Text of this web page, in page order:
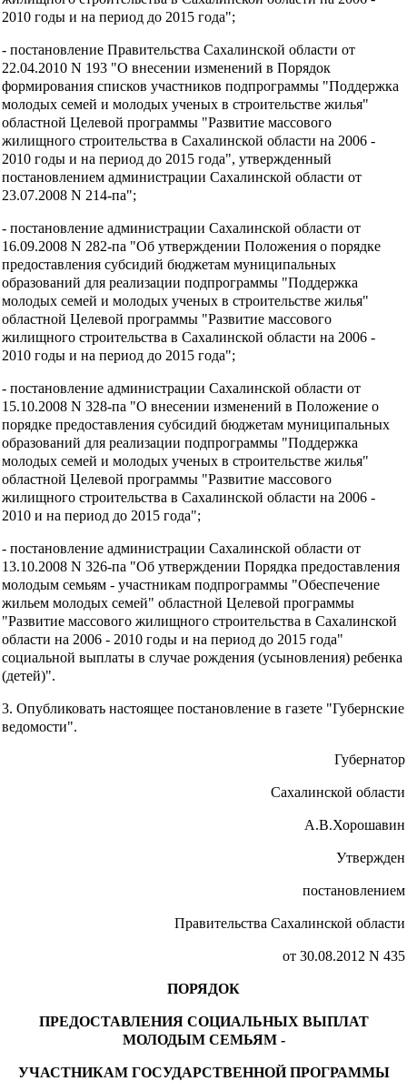
2010 годы и на период до 2015 года";
- постановление Правительства Сахалинской области от
22.04.2010 N 193 "О внесении изменений в Порядок
формирования списков участников подпрограммы "Поддержка
молодых семей и молодых ученых в строительстве жилья"
областной Целевой программы "Развитие массового
жилищного строительства в Сахалинской области на 2006 -
2010 годы и на период до 2015 года", утвержденный
постановлением администрации Сахалинской области от
23.07.2008 N 214-па";
- постановление администрации Сахалинской области от
16.09.2008 N 282-па "Об утверждении Положения о порядке
предоставления субсидий бюджетам муниципальных
образований для реализации подпрограммы "Поддержка
молодых семей и молодых ученых в строительстве жилья"
областной Целевой программы "Развитие массового
жилищного строительства в Сахалинской области на 2006 -
2010 годы и на период до 2015 года";
- постановление администрации Сахалинской области от
15.10.2008 N 328-па "О внесении изменений в Положение о
порядке предоставления субсидий бюджетам муниципальных
образований для реализации подпрограммы "Поддержка
молодых семей и молодых ученых в строительстве жилья"
областной Целевой программы "Развитие массового
жилищного строительства в Сахалинской области на 2006 -
2010 и на период до 2015 года";
- постановление администрации Сахалинской области от
13.10.2008 N 326-па "Об утверждении Порядка предоставления
молодым семьям - участникам подпрограммы "Обеспечение
жильем молодых семей" областной Целевой программы
"Развитие массового жилищного строительства в Сахалинской
области на 2006 - 2010 годы и на период до 2015 года"
социальной выплаты в случае рождения (усыновления) ребенка
(детей)".
3. Опубликовать настоящее постановление в газете "Губернские
ведомости".
Губернатор
Сахалинской области
А.В.Хорошавин
Утвержден
постановлением
Правительства Сахалинской области
от 30.08.2012 N 435
ПОРЯДОК
ПРЕДОСТАВЛЕНИЯ СОЦИАЛЬНЫХ ВЫПЛАТ
МОЛОДЫМ СЕМЬЯМ -
УЧАСТНИКАМ ГОСУДАРСТВЕННОЙ ПРОГРАММЫ